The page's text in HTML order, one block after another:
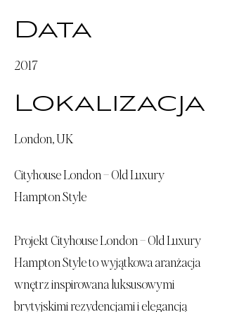
Data
2017
Lokalizacja
London, UK
Cityhouse London – Old Luxury
Hampton Style
Projekt Cityhouse London – Old Luxury
Hampton Style to wyjątkowa aranżacja
wnętrz inspirowana luksusowymi
brytyjskimi rezydencjami i elegancją